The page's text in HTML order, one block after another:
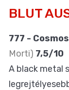
BLUT
777 -
Morti) 7,5/10
A black metal